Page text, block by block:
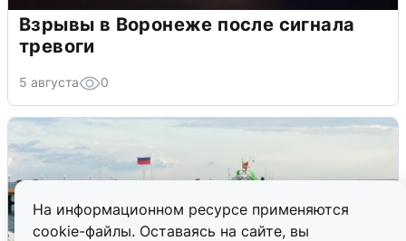
На информационном ресурсе применяются
cookie-файлы. Оставаясь на сайте, вы
Взрывы в Воронеже после сигнала
тревоги
5 августа 0